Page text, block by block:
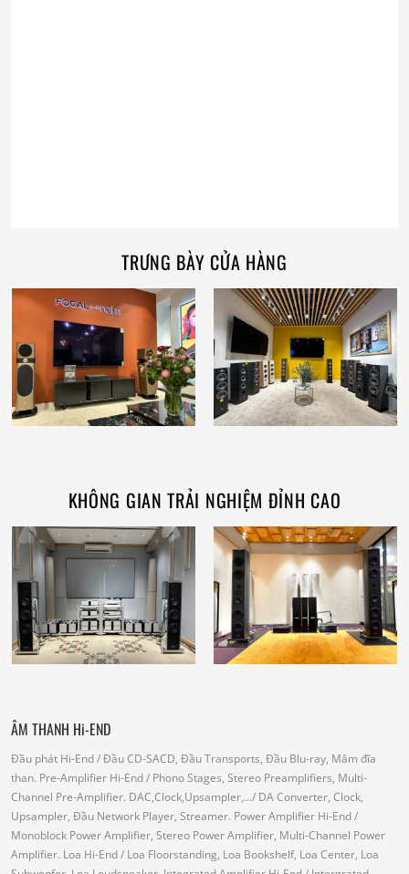
TRƯNG BÀY CỬA HÀNG
KHÔNG GIAN TRẢI NGHIỆM ĐỈNH CAO
ÂM THANH Hi-END
Đầu phát Hi-End/ Đầu CD-SACD, Đầu Transports, Đầu Blu-ray, Mâm đĩa
than. Pre-Amplifier Hi-End/ Phono Stages, Stereo Preamplifiers, Multi-
Channel Pre-Amplifier. DAC,Clock,Upsampler,.../ DA Converter, Clock,
Upsampler, Đầu Network Player, Streamer. Power Amplifier Hi-End/
Monoblock Power Amplifier, Stereo Power Amplifier, Multi-Channel Power
Amplifier. Loa Hi-End/ Loa Floorstanding, Loa Bookshelf, Loa Center, Loa